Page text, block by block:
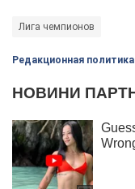
Лига чемпионов
Редакционная политика